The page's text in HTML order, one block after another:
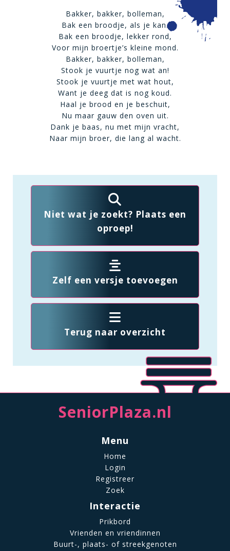
Bakker, bakker, bolleman,
Bak een broodje, als je kan.
Bak een broodje, lekker rond,
Voor mijn broertje’s kleine mond.
Bakker, bakker, bolleman,
Stook je vuurtje nog wat an!
Stook je vuurtje met wat hout,
Want je deeg dat is nog koud.
Haal je brood en je beschuit,
Nu maar gauw den oven uit.
Dank je baas, nu met mijn vracht,
Naar mijn broer, die lang al wacht.
Niet wat je zoekt? Plaats een
oproep!
Zelf een versje toevoegen
Terug naar overzicht
SeniorPlaza.nl
Menu
Home
Login
Registreer
Zoek
Interactie
Prikbord
Vrienden en vriendinnen
Buurt-, plaats- of streekgenoten